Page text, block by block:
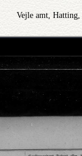
Vejle amt,